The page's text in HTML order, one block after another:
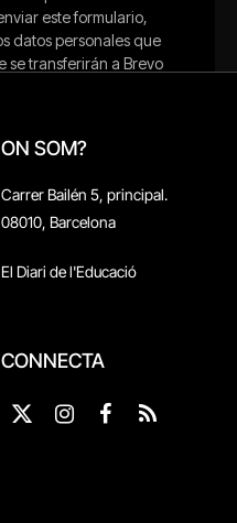
ON SOM?
Carrer Bailén 5, principal.
08010, Barcelona
El Diari de l'Educació
CONNECTA
X
Instagram
Facebook
RSS